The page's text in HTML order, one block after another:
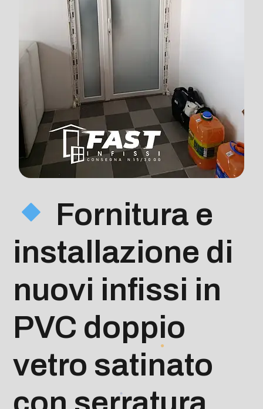
Fornitura e
installazione di
nuovi infissi in
PVC doppio
vetro satinato